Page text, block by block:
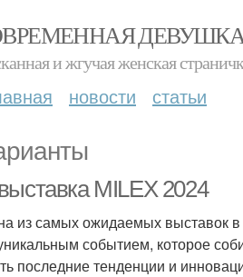
и жгучая женская
новости статьи
MILEX 2024
из самых ожидаемых выставок
событием, которое
последние тенденции и